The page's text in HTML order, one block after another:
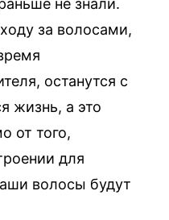
не знали.
за волосами,
останутся с
жизнь, а это
от того,
для
волосы будут